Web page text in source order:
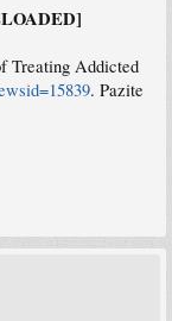
Treating Addicted
. Pazite